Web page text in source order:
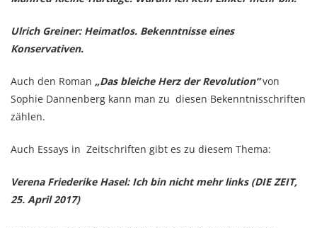
Ulrich Greiner: Heimatlos. Bekenntnisse eines
Konservativen.
Auch den Roman „Das bleiche Herz der Revolution“von
Sophie Dannenberg kann man zu diesen Bekenntnisschriften
zählen.
Auch Essays in Zeitschriften gibt es zu diesem Thema:
Verena Friederike Hasel: Ich bin nicht mehr links (DIE ZEIT,
25. April 2017)